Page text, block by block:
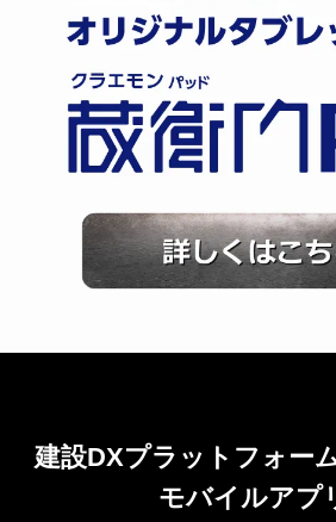
建設DXプラットフォー
モバイルアプ